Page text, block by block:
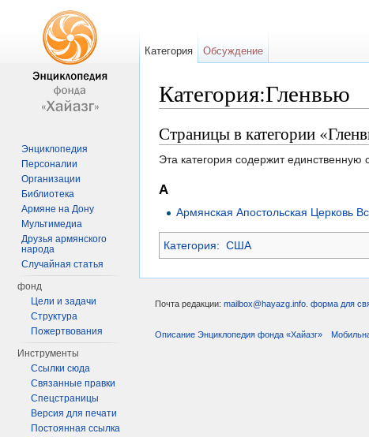
Категория:Гленвью
Страницы в категории
Эта категория содержит единственную
А
Армянская Апостольская Церковь
Категория: США
Категория Обсуждение
Энциклопедия
Персоналии
Организации
Библиотека
Армяне на Дону
Мультимедиа
Друзья армянского
народа
Случайная статья
фонд
Цели и задачи
Структура
Пожертвования
Инструменты
Ссылки сюда
Связанные правки
Спецстраницы
Версия для печати
Постоянная ссылка
Почта редакции: mailbox@hayazg.info форма для
Описание Энциклопедия фонда «Хайазг»